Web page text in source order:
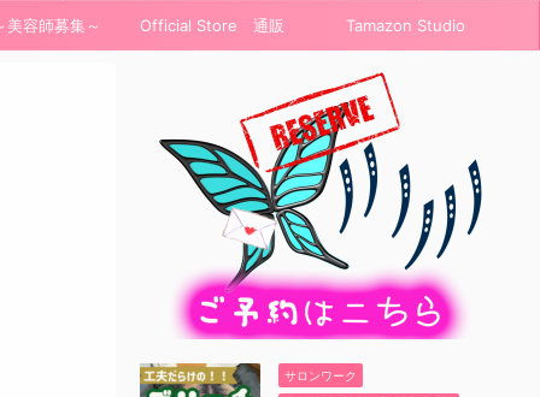
容師募集～ Official Store 通販 Tamazon Studio
サロンワーク